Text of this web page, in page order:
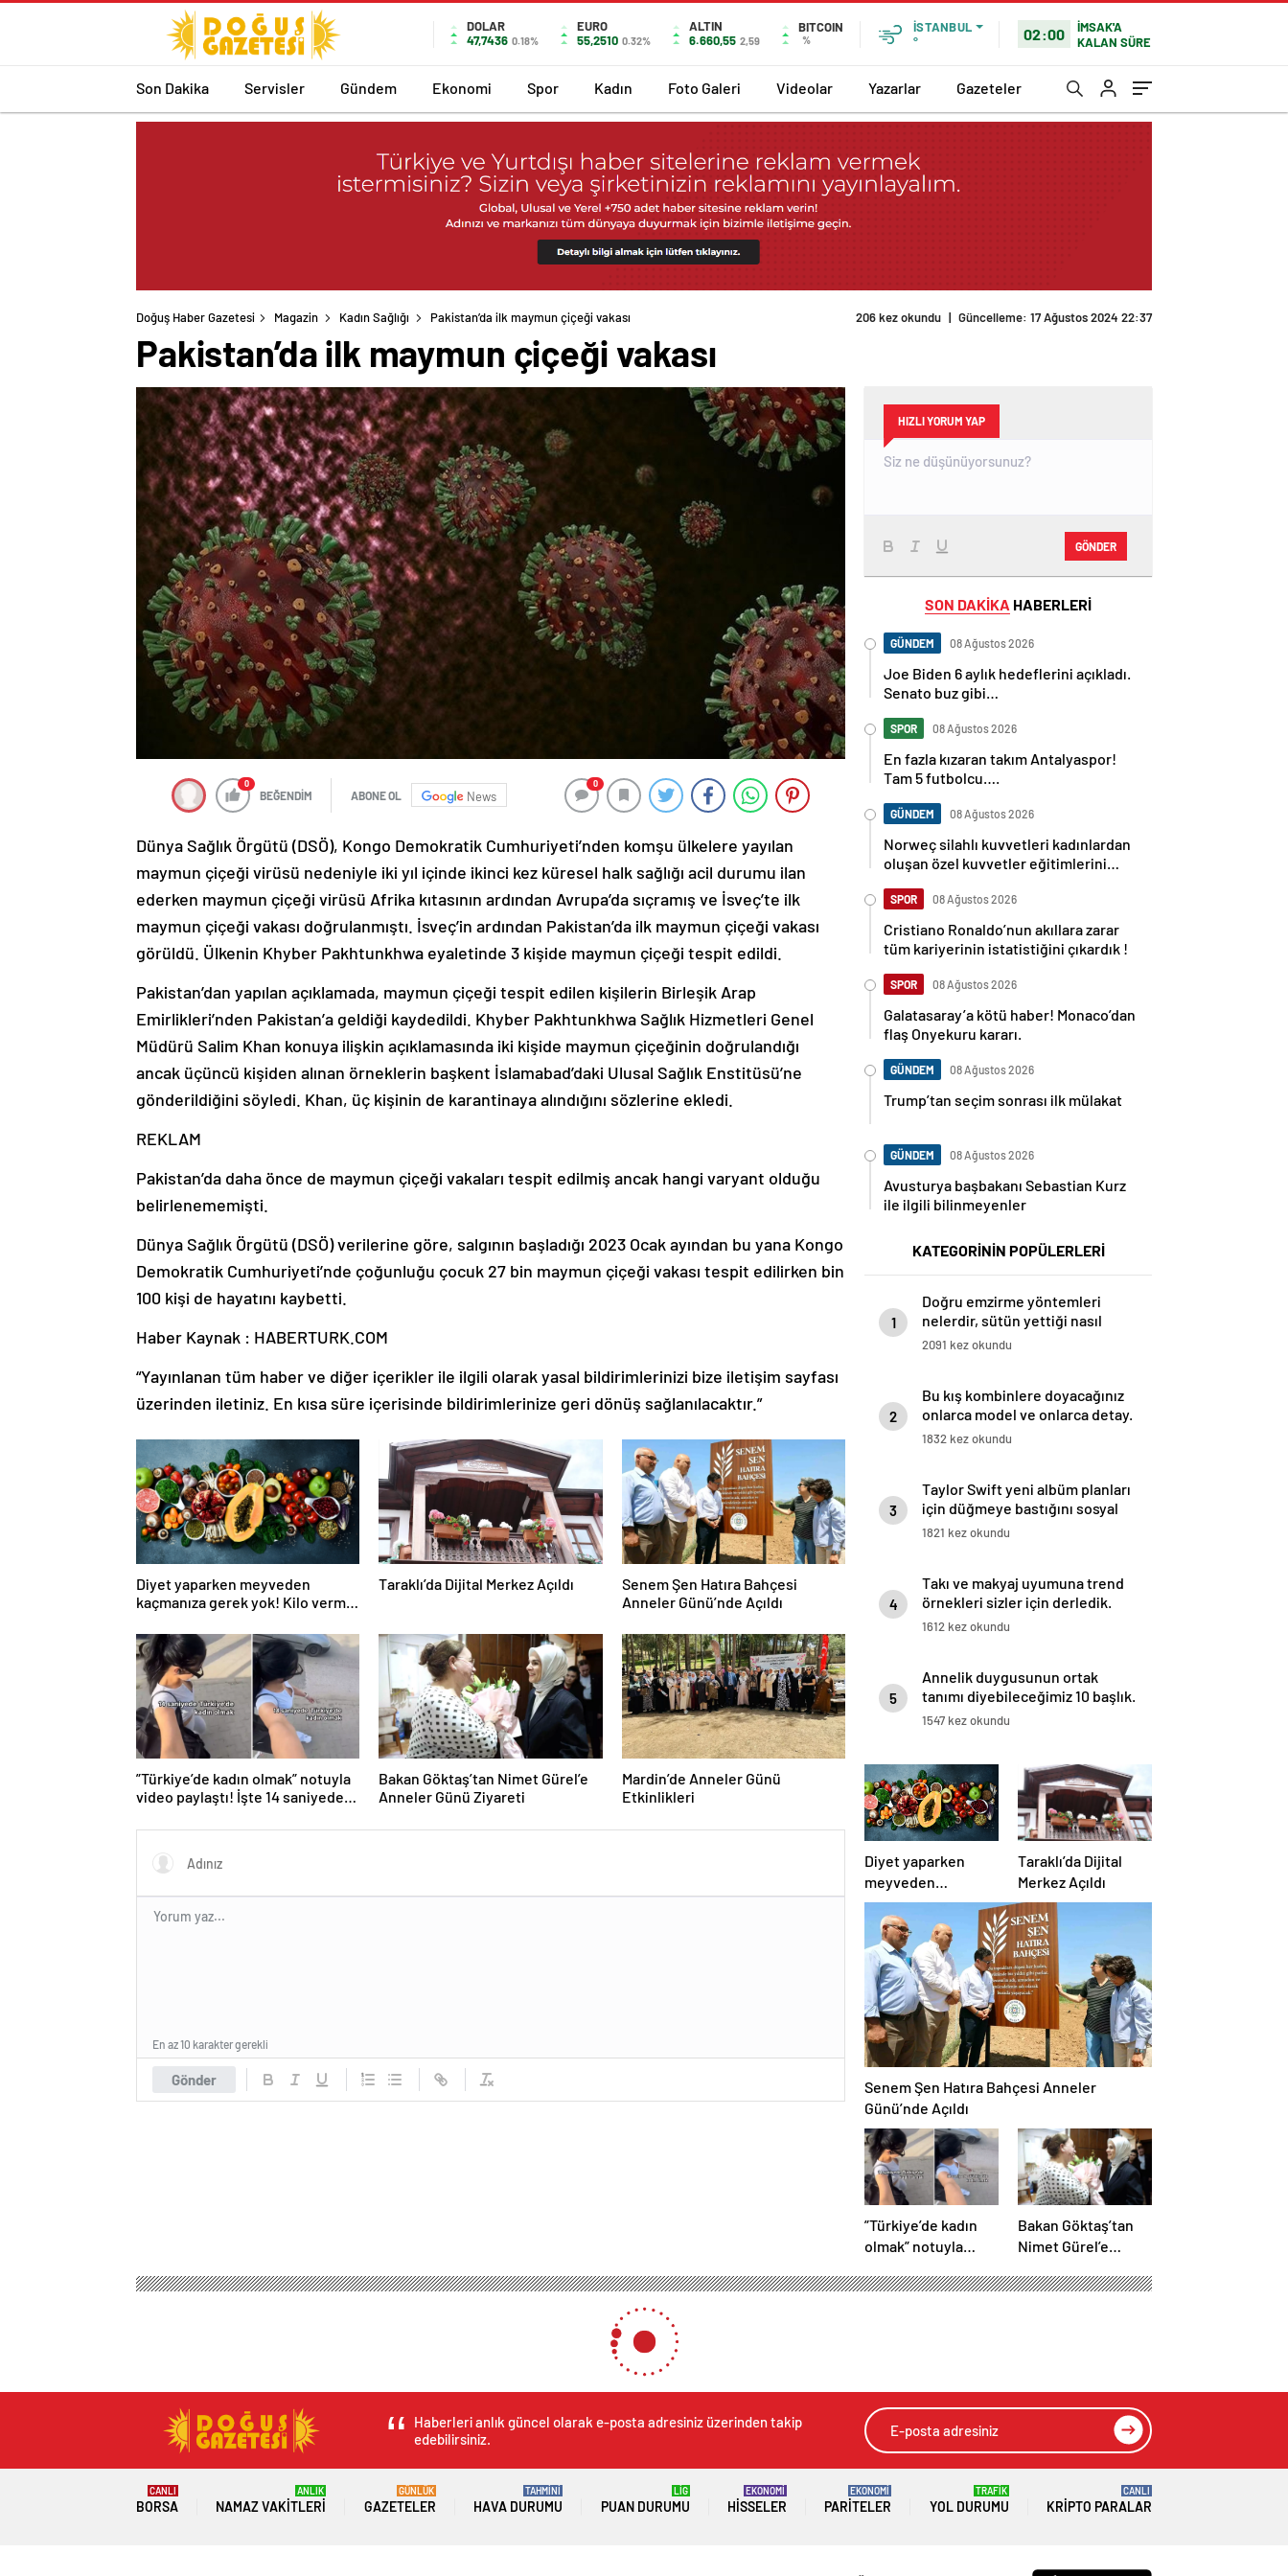
DOLAR
47,7436 0.18%
EURO
55,2510 0.32%
ALTIN
6.660,55 2,59
BITCOIN
%
İSTANBUL
°
02:00
İMSAK'A
KALAN SÜRE
Son Dakika Servisler Gündem Ekonomi Spor Kadın Foto Galeri Videolar Yazarlar Gazeteler
Doğuş Haber Gazetesi Magazin Kadın Sağlığı Pakistan’da ilk maymun çiçeği vakası 206 kez okundu | Güncelleme: 17 Ağustos 2024 22:37
Pakistan’da ilk maymun çiçeği vakası
0
BEĞENDİM ABONE OL News
0
Dünya Sağlık Örgütü (DSÖ), Kongo Demokratik Cumhuriyeti’nden komşu ülkelere yayılan
maymun çiçeği virüsü nedeniyle iki yıl içinde ikinci kez küresel halk sağlığı acil durumu ilan
ederken maymun çiçeği virüsü Afrika kıtasının ardından Avrupa’da sıçramış ve İsveç’te ilk
maymun çiçeği vakası doğrulanmıştı. İsveç’in ardından Pakistan’da ilk maymun çiçeği vakası
görüldü. Ülkenin Khyber Pakhtunkhwa eyaletinde 3 kişide maymun çiçeği tespit edildi.
Pakistan’dan yapılan açıklamada, maymun çiçeği tespit edilen kişilerin Birleşik Arap
Emirlikleri’nden Pakistan’a geldiği kaydedildi. Khyber Pakhtunkhwa Sağlık Hizmetleri Genel
Müdürü Salim Khan konuya ilişkin açıklamasında iki kişide maymun çiçeğinin doğrulandığı
ancak üçüncü kişiden alınan örneklerin başkent İslamabad’daki Ulusal Sağlık Enstitüsü’ne
gönderildiğini söyledi. Khan, üç kişinin de karantinaya alındığını sözlerine ekledi.
REKLAM
Pakistan’da daha önce de maymun çiçeği vakaları tespit edilmiş ancak hangi varyant olduğu
belirlenememişti.
Dünya Sağlık Örgütü (DSÖ) verilerine göre, salgının başladığı 2023 Ocak ayından bu yana Kongo
Demokratik Cumhuriyeti’nde çoğunluğu çocuk 27 bin maymun çiçeği vakası tespit edilirken bin
100 kişi de hayatını kaybetti.
Haber Kaynak : HABERTURK.COM
“Yayınlanan tüm haber ve diğer içerikler ile ilgili olarak yasal bildirimlerinizi bize iletişim sayfası
üzerinden iletiniz. En kısa süre içerisinde bildirimlerinize geri dönüş sağlanılacaktır.”
Diyet yaparken meyveden
kaçmanıza gerek yok! Kilo verme
Taraklı’da Dijital Merkez Açıldı
Senem Şen Hatıra Bahçesi
Anneler Günü’nde Açıldı
”Türkiye’de kadın olmak” notuyla
video paylaştı! İşte 14 saniyede
Bakan Göktaş’tan Nimet Gürel’e
Anneler Günü Ziyareti
Mardin’de Anneler Günü
Etkinlikleri
Gönder
En az 10 karakter gerekli
HIZLI YORUM YAP
GÖNDER
SON DAKİKA HABERLERİ
GÜNDEM 08 Ağustos 2026
Joe Biden 6 aylık hedeflerini açıkladı.
Senato buz gibi…
SPOR 08 Ağustos 2026
En fazla kızaran takım Antalyaspor!
Tam 5 futbolcu….
GÜNDEM 08 Ağustos 2026
Norweç silahlı kuvvetleri kadınlardan
oluşan özel kuvvetler eğitimlerini
SPOR 08 Ağustos 2026
Cristiano Ronaldo’nun akıllara zarar
tüm kariyerinin istatistiğini çıkardık !
SPOR 08 Ağustos 2026
Galatasaray’a kötü haber! Monaco’dan
flaş Onyekuru kararı.
GÜNDEM 08 Ağustos 2026
Trump’tan seçim sonrası ilk mülakat
GÜNDEM 08 Ağustos 2026
Avusturya başbakanı Sebastian Kurz
ile ilgili bilinmeyenler
KATEGORİNİN POPÜLERLERİ
1
Doğru emzirme yöntemleri
nelerdir, sütün yettiği nasıl
anlaşılır?
2091 kez okundu
2
Bu kış kombinlere doyacağınız
onlarca model ve onlarca detay.
1832 kez okundu
3
Taylor Swift yeni albüm planları
için düğmeye bastığını sosyal
medyadan duyurdu!
1821 kez okundu
4
Takı ve makyaj uyumuna trend
örnekleri sizler için derledik.
1612 kez okundu
5
Annelik duygusunun ortak
tanımı diyebileceğimiz 10 başlık.
1547 kez okundu
Diyet yaparken
meyveden
kaçmanıza gerek
yok! Kilo verme
sürecine yardım
eden 10 meyve!
Taraklı’da Dijital
Merkez Açıldı
Senem Şen Hatıra Bahçesi Anneler
Günü’nde Açıldı
”Türkiye’de kadın
olmak” notuyla
14 saniyede
Bakan Göktaş’tan
Nimet Gürel’e
Ziyareti
Haberleri anlık güncel olarak e-posta adresiniz üzerinden takip
edebilirsiniz.
BORSA
CANLI
NAMAZ VAKITLERI
ANLIK
GAZETELER
GÜNLÜK
HAVA DURUMU
TAHMİNİ
PUAN DURUMU
LİG
HISSELER
EKONOMİ
PARITELER
EKONOMİ
YOL DURUMU
TRAFİK
KRIPTO PARALAR
CANLI